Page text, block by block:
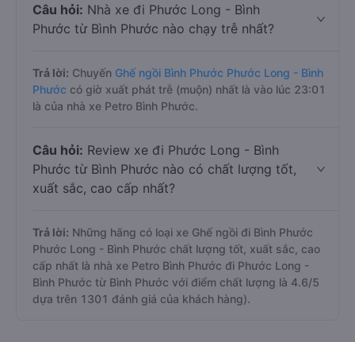
Câu hỏi: Nhà xe đi Phước Long - Bình
Phước từ Bình Phước nào chạy trễ nhất?
Trả lời: Chuyến Ghế ngồi Bình Phước Phước Long - Bình
Phước có giờ xuất phát trễ (muộn) nhất là vào lúc 23:01
là của nhà xe Petro Bình Phước.
Câu hỏi: Review xe đi Phước Long - Bình
Phước từ Bình Phước nào có chất lượng tốt,
xuất sắc, cao cấp nhất?
Trả lời: Những hãng có loại xe Ghế ngồi đi Bình Phước
Phước Long - Bình Phước chất lượng tốt, xuất sắc, cao
cấp nhất là nhà xe Petro Bình Phước đi Phước Long -
Bình Phước từ Bình Phước với điểm chất lượng là 4.6/5
dựa trên 1301 đánh giá của khách hàng).